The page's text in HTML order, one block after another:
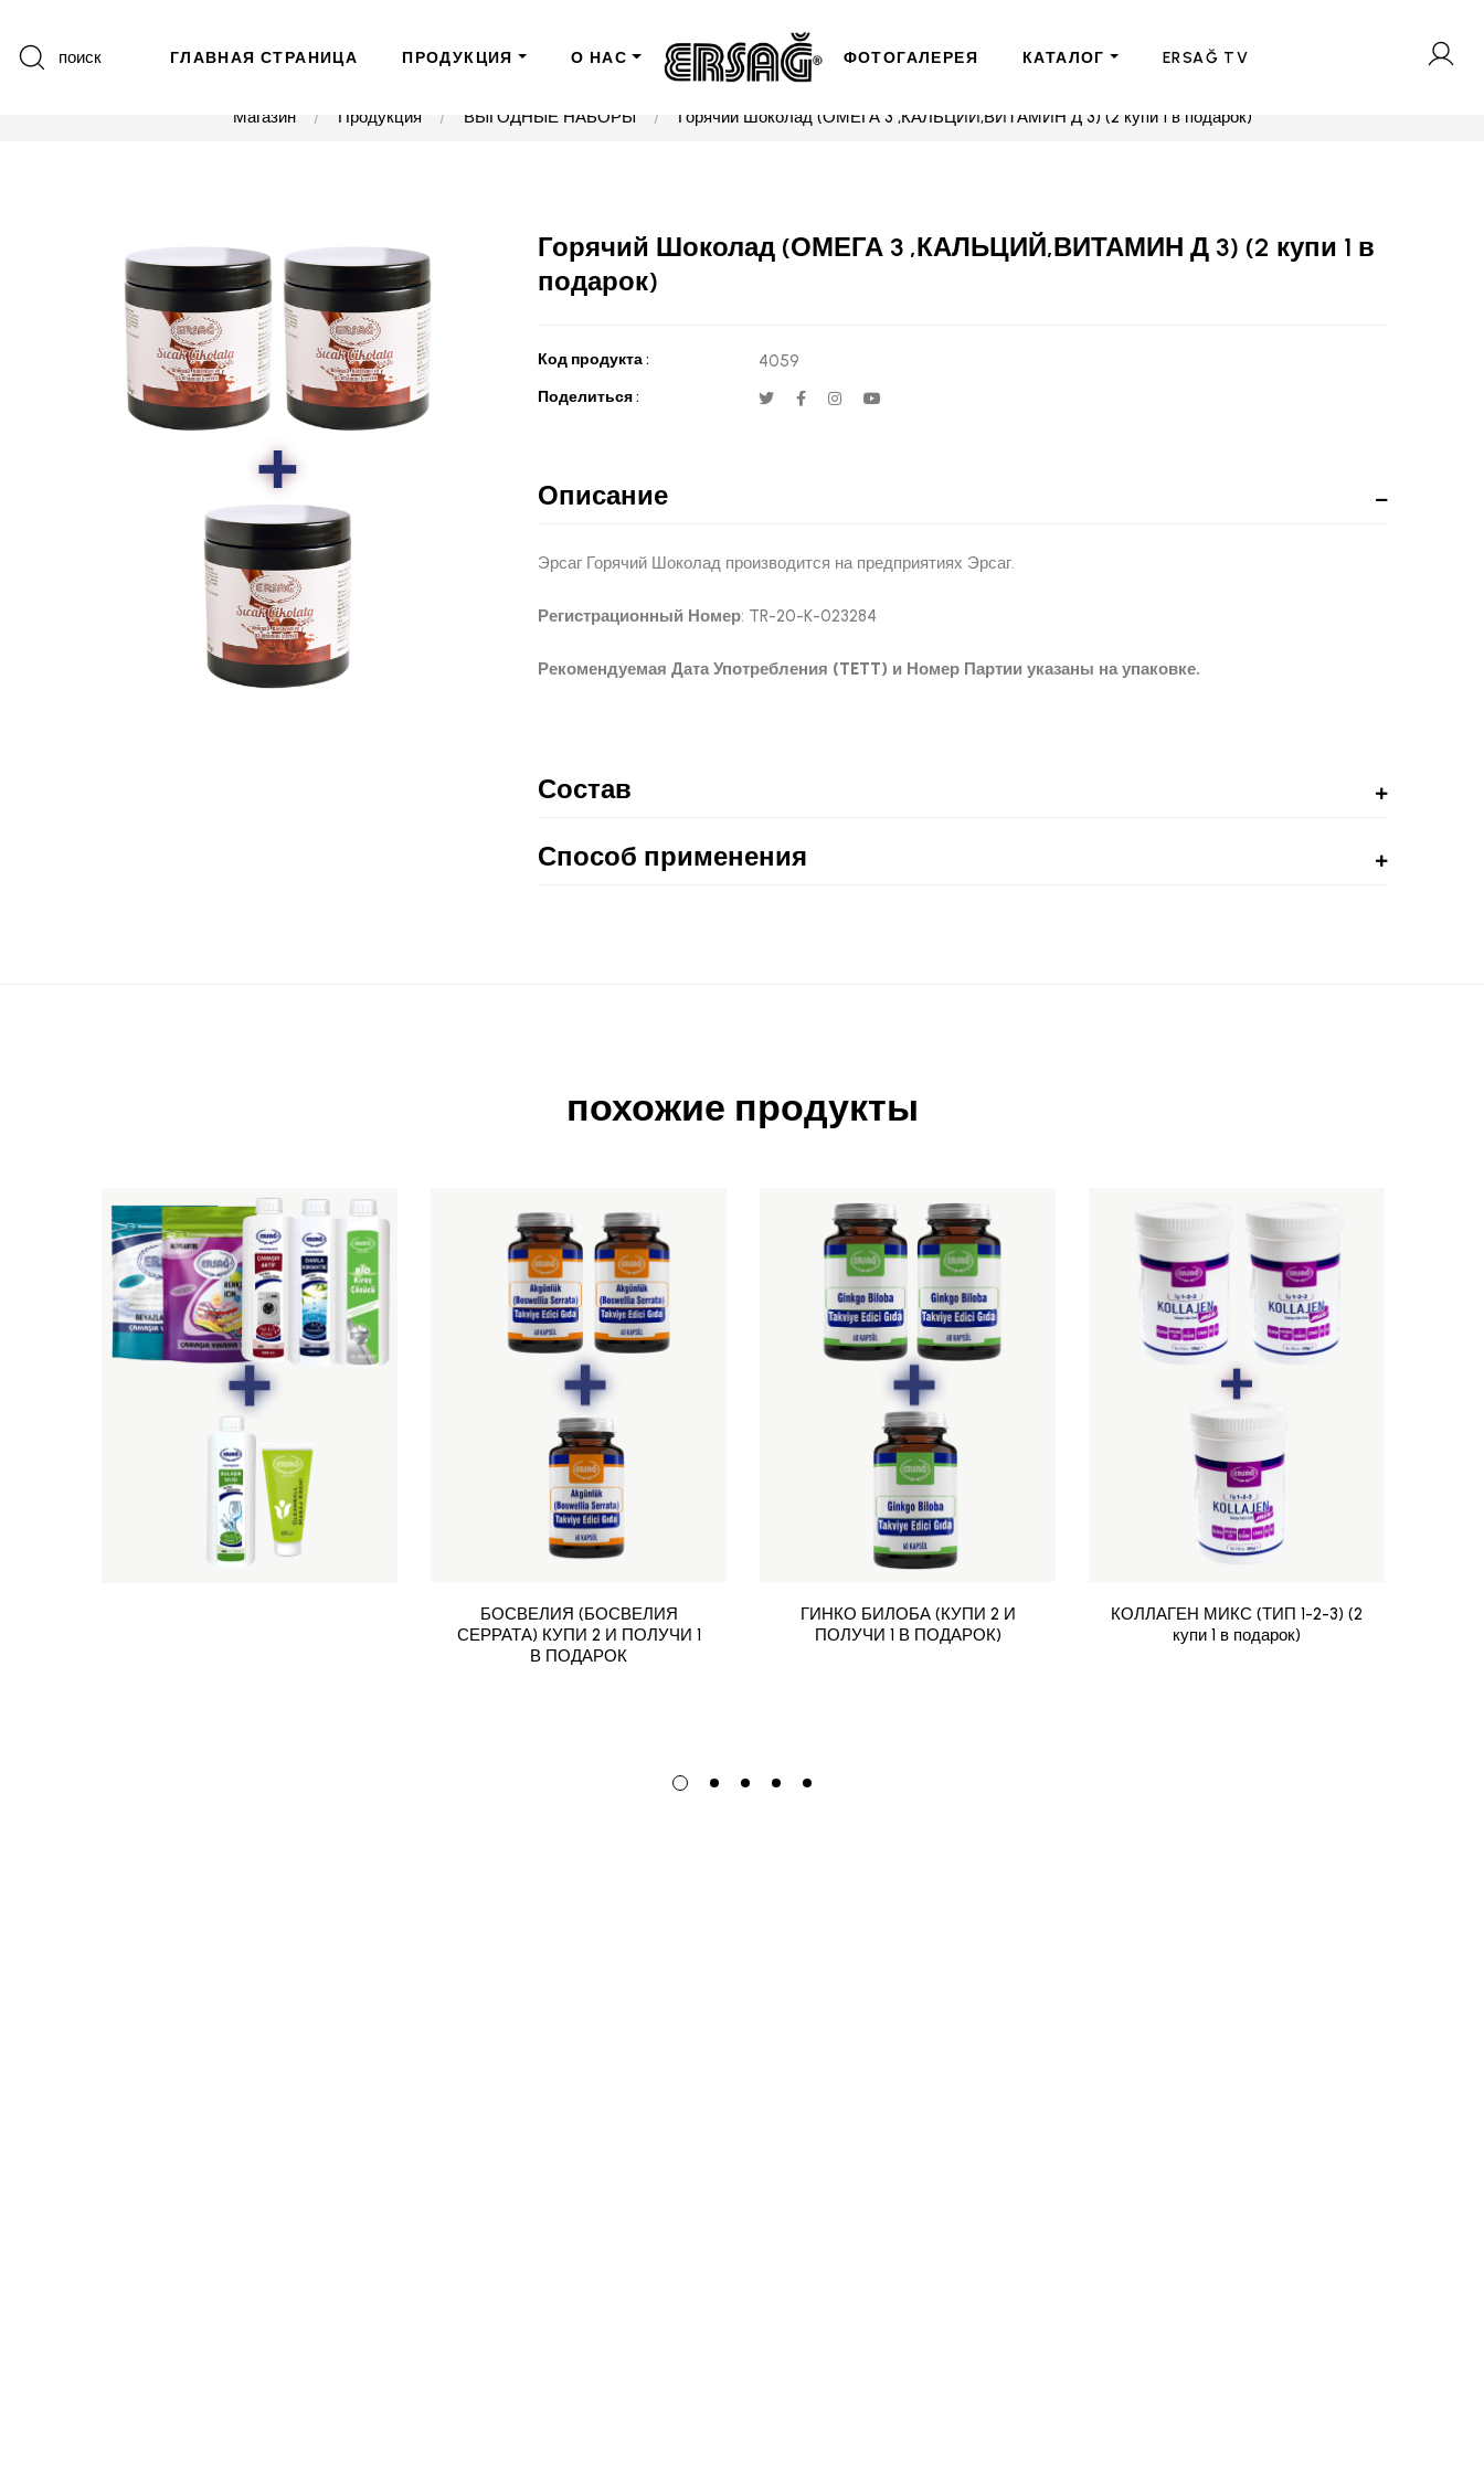
поиск ГЛАВНАЯ СТРАНИЦА ПРОДУКЦИЯ О НАС ФОТОГАЛЕРЕЯ КАТАЛОГ ERSAĞ TV
Магазин Продукция ВЫГОДНЫЕ НАБОРЫ Горячий Шоколад (ОМЕГА 3 ,КАЛЬЦИЙ,ВИТАМИН Д 3) (2 купи 1 в подарок)
Горячий Шоколад (ОМЕГА 3 ,КАЛЬЦИЙ,ВИТАМИН Д 3) (2 купи 1 в
подарок)
Код продукта : 4059
Поделиться :
Описание
Эрсаг Горячий Шоколад производится на предприятиях Эрсаг.
Регистрационный Номер: TR-20-K-023284
Рекомендуемая Дата Употребления (TETT) и Номер Партии указаны на упаковке.
Состав
Способ применения
похожие продукты
БОСВЕЛИЯ (БОСВЕЛИЯ
СЕРРАТА) КУПИ 2 И ПОЛУЧИ 1
В ПОДАРОК
ГИНКО БИЛОБА (КУПИ 2 И
ПОЛУЧИ 1 В ПОДАРОК)
КОЛЛАГЕН МИКС (ТИП 1-2-3) (2
купи 1 в подарок)